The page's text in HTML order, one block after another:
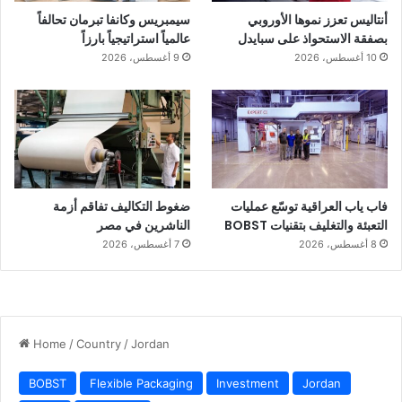
أنتاليس تعزز نموها الأوروبي
بصفقة الاستحواذ على سبايدل
10 أغسطس، 2026
سيمبريس وكانفا تبرمان تحالفاً
عالمياً استراتيجياً بارزاً
9 أغسطس، 2026
فاب ياب العراقية توسّع عمليات
التعبئة والتغليف بتقنيات BOBST
8 أغسطس، 2026
ضغوط التكاليف تفاقم أزمة
الناشرين في مصر
7 أغسطس، 2026